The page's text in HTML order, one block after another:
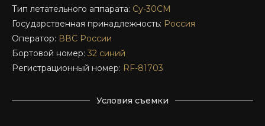
Тип летательного аппарата: Су-30СМ
Государственная принадлежность: Россия
Оператор: ВВС России
Бортовой номер: 32 синий
Регистрационный номер: RF-81703
Условия съемки